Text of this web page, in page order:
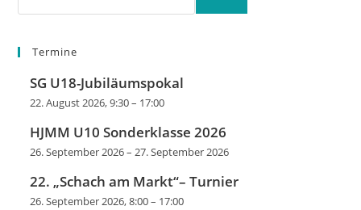
Termine
SG U18-Jubiläumspokal
22. August 2026, 9:30– 17:00
HJMM U10 Sonderklasse 2026
26. September 2026–27. September 2026
22. „Schach am Markt“– Turnier
26. September 2026, 8:00– 17:00